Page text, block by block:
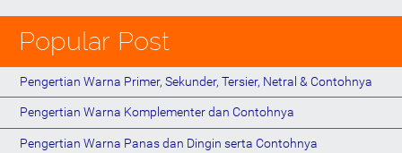
Popular Post
Pengertian Warna Primer, Sekunder, Tersier, Netral & Contohnya
Pengertian Warna Komplementer dan Contohnya
Pengertian Warna Panas dan Dingin serta Contohnya